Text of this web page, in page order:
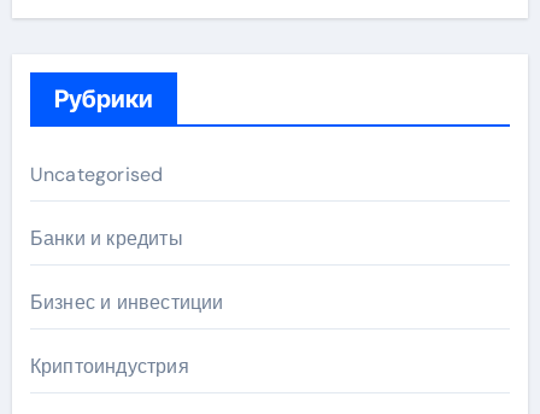
Рубрики
Uncategorised
Банки и кредиты
Бизнес и инвестиции
Криптоиндустрия